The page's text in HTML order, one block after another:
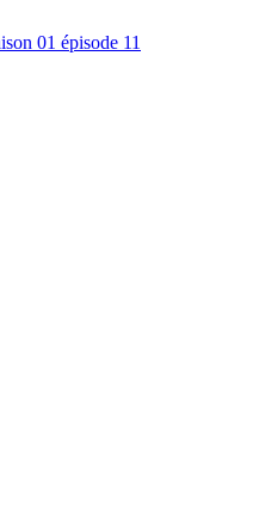
01 épisode 11